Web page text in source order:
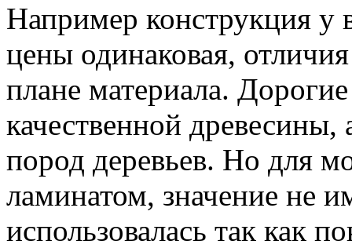
Например конструкция у
цены одинаковая,
плане материала.
качественной
пород деревьев. Но для
ламинатом, значение не
использовалась так как